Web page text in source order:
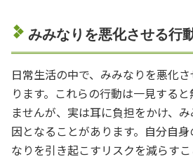
みみなりを悪化させる行
日常生活の中で、みみなりを悪化
ります。これらの行動は一見する
ませんが、実は耳に負担をかけ、
因となることがあります。自分自
なりを引き起こすリスクを減らす